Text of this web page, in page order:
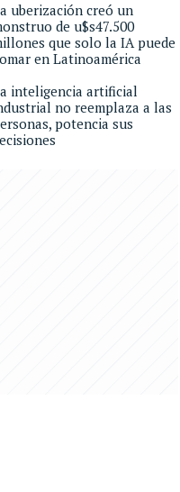
uberización creó un
de u$s47.500
que solo la IA puede
en Latinoamérica
inteligencia artificial
no reemplaza a las
potencia sus